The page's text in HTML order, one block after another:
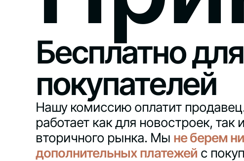
Бесплатно для
покупателей
Нашу комиссию оплатит
работает как для новостроек, так
вторичного рынка. Мы не берем
дополнительных платежей с